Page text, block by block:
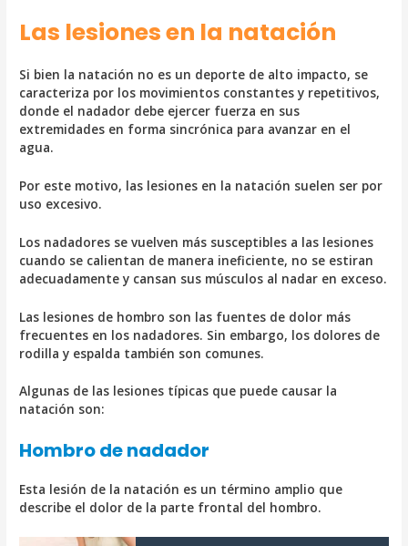
Las lesiones en la natación
Si bien la natación no es un deporte de alto impacto, se
caracteriza por los movimientos constantes y repetitivos,
donde el nadador debe ejercer fuerza en sus
extremidades en forma sincrónica para avanzar en el
agua.
Por este motivo, las lesiones en la natación suelen ser por
uso excesivo.
Los nadadores se vuelven más susceptibles a las lesiones
cuando se calientan de manera ineficiente, no se estiran
adecuadamente y cansan sus músculos al nadar en exceso.
Las lesiones de hombro son las fuentes de dolor más
frecuentes en los nadadores. Sin embargo, los dolores de
rodilla y espalda también son comunes.
Algunas de las lesiones típicas que puede causar la
natación son:
Hombro de nadador
Esta lesión de la natación es un término amplio que
describe el dolor de la parte frontal del hombro.